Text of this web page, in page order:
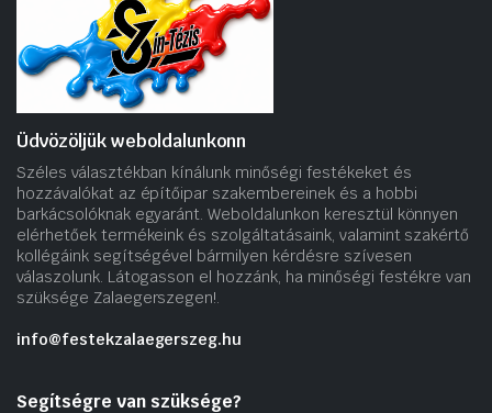
Üdvözöljük weboldalunkonn
Széles választékban kínálunk minőségi festékeket és
hozzávalókat az építőipar szakembereinek és a hobbi
barkácsolóknak egyaránt. Weboldalunkon keresztül könnyen
elérhetőek termékeink és szolgáltatásaink, valamint szakértő
kollégáink segítségével bármilyen kérdésre szívesen
válaszolunk. Látogasson el hozzánk, ha minőségi festékre van
szüksége Zalaegerszegen!.
info@festekzalaegerszeg.hu
Segítségre van szüksége?